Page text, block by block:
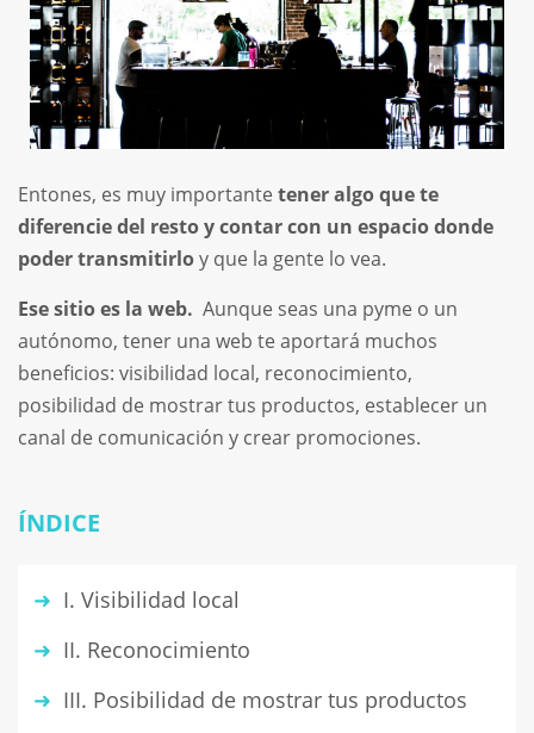
Entones, es muy importante tener algo que te
diferencie del resto y contar con un espacio donde
poder transmitirloy que la gente lo vea.
Ese sitio es la web. Aunque seas una pyme o un
autónomo, tener una web te aportará muchos
beneficios: visibilidad local, reconocimiento,
posibilidad de mostrar tus productos, establecer un
canal de comunicación y crear promociones.
ÍNDICE
I. Visibilidad local
II. Reconocimiento
III. Posibilidad de mostrar tus productos